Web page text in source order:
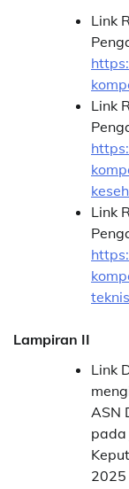
Link
Link
Link
teknis
Lampiran II
Link
ASN
2025